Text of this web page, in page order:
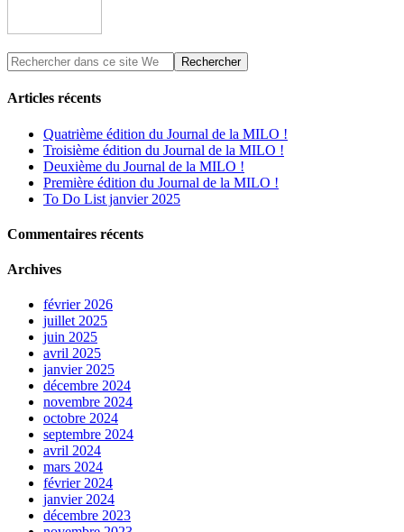
Articles récents
Quatrième édition du Journal de la MILO !
Troisième édition du Journal de la MILO !
Deuxième du Journal de la MILO !
Première édition du Journal de la MILO !
To Do List janvier 2025
Commentaires récents
Archives
février 2026
juillet 2025
juin 2025
avril 2025
janvier 2025
décembre 2024
novembre 2024
octobre 2024
septembre 2024
avril 2024
mars 2024
février 2024
janvier 2024
décembre 2023